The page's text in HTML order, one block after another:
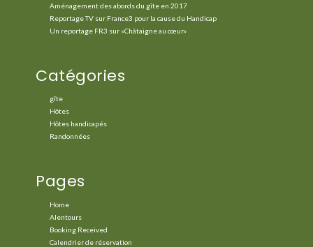
Aménagement des abords du gîte en 2017
Reportage TV sur France3 pour la cause du Handicap
Un reportage FR3 sur «Châtaigne au cœur»
Catégories
gîte
Hôtes
Hôtes handicapés
Randonnées
Pages
Home
Alentours
Booking Received
Calendrier de réservation